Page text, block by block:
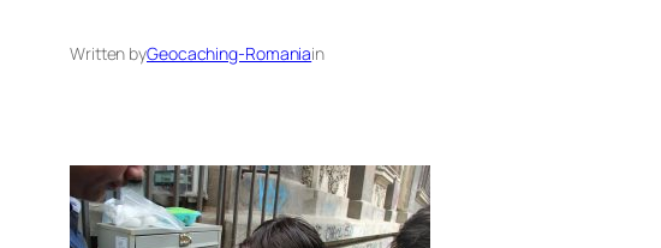
Written byGeocaching-Romaniain